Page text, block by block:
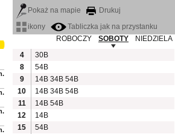
Pokaż na mapie
Drukuj
ikony
Tabliczka jak na przystanku
ROBOCZY
SOBOTY
NIEDZIELA
4
30B
8
54B
9
14B 34B 54B
10
14B 34B 54B
11
14B 54B
12
14B
15
54B